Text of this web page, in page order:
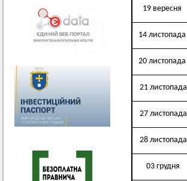
19 вересня
14 листопада
20 листопада
21 листопада
27 листопада
28 листопада
03 грудня